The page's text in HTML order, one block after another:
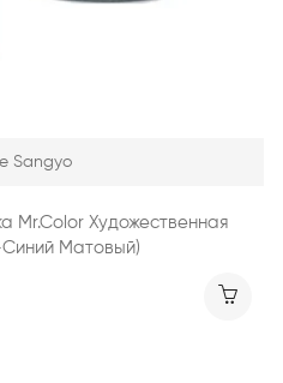
Sangyo
Mr.Color Художественная
Матовый)